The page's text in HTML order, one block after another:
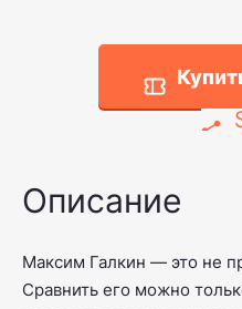
Описание
Максим Галкин — это не
Сравнить его можно